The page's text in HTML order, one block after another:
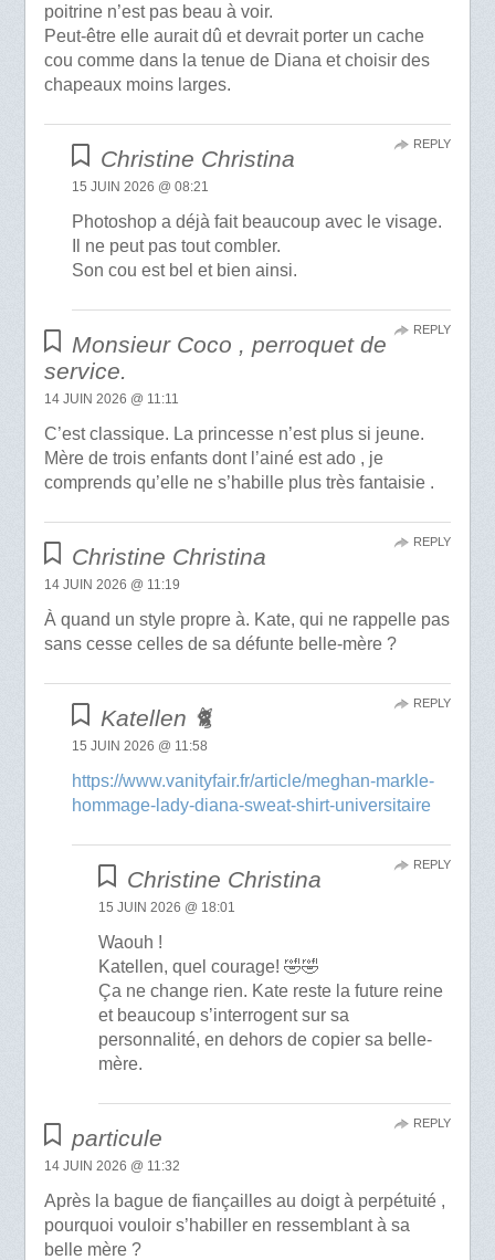
poitrine n’est pas beau à voir.
Peut-être elle aurait dû et devrait porter un cache
cou comme dans la tenue de Diana et choisir des
chapeaux moins larges.
Christine Christina
15 JUIN 2026 @ 08:21
Photoshop a déjà fait beaucoup avec le visage.
Il ne peut pas tout combler.
Son cou est bel et bien ainsi.
REPLY
Monsieur Coco , perroquet de
service.
14 JUIN 2026 @ 11:11
C’est classique. La princesse n’est plus si jeune.
Mère de trois enfants dont l’ainé est ado , je
comprends qu’elle ne s’habille plus très fantaisie .
REPLY
Christine Christina
14 JUIN 2026 @ 11:19
À quand un style propre à. Kate, qui ne rappelle pas
sans cesse celles de sa défunte belle-mère ?
REPLY
Katellen 🐈
15 JUIN 2026 @ 11:58
https://www.vanityfair.fr/article/meghan-markle-
hommage-lady-diana-sweat-shirt-universitaire
REPLY
Christine Christina
15 JUIN 2026 @ 18:01
Waouh !
Katellen, quel courage! 🤣🤣
Ça ne change rien. Kate reste la future reine
et beaucoup s’interrogent sur sa
personnalité, en dehors de copier sa belle-
mère.
REPLY
particule
14 JUIN 2026 @ 11:32
Après la bague de fiançailles au doigt à perpétuité ,
pourquoi vouloir s’habiller en ressemblant à sa
belle mère ?
REPLY